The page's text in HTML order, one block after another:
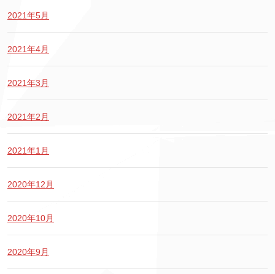
2021年5月
2021年4月
2021年3月
2021年2月
2021年1月
2020年12月
2020年10月
2020年9月